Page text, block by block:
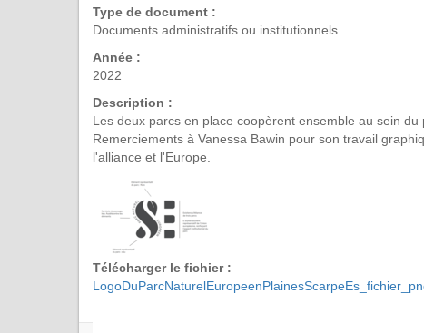
Type de document :
Documents administratifs ou institutionnels
Année :
2022
Description :
Les deux parcs en place coopèrent ensemble au sein
Remerciements à Vanessa Bawin pour son travail
l'alliance et l'Europe.
Télécharger le fichier :